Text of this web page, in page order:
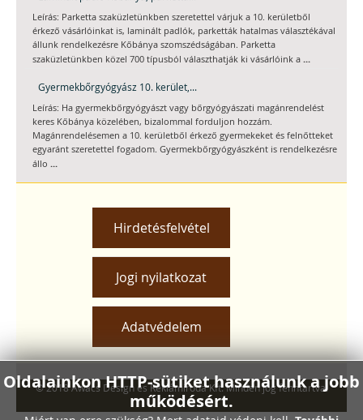
Leírás: Parketta szaküzletünkben szeretettel várjuk a 10. kerületből
érkező vásárlóinkat is, laminált padlók, parketták hatalmas választékával
állunk rendelkezésre Kőbánya szomszédságában. Parketta
szaküzletünkben közel 700 típusból választhatják ki vásárlóink a ...
Gyermekbőrgyógyász 10. kerület,...
Leírás: Ha gyermekbőrgyógyászt vagy bőrgyógyászati magánrendelést
keres Kőbánya közelében, bizalommal forduljon hozzám.
Magánrendelésemen a 10. kerületből érkező gyermekeket és felnőtteket
egyaránt szeretettel fogadom. Gyermekbőrgyógyászként is rendelkezésre
állo ...
Hirdetésfelvétel
Jogi nyilatkozat
Adatvédelem
Oldalainkon HTTP-sütiket használunk a jobb
működésért.
© 2018 Awacs Design és Reklámiroda Kft. Minden jog fenntartva.